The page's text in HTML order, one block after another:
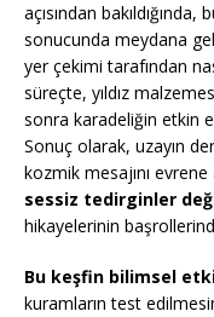
açısından bakıldığında,
sonucunda meydana
yer çekimi tarafından
süreçte, yıldız
sonra karadeliğin etkin
Sonuç olarak, uzayın
kozmik mesajını evrene
sessiz tedirginler
hikayelerinin
Bu keşfin bilimsel
kuramların test